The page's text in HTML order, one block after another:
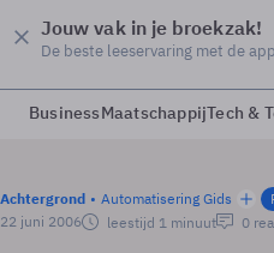
Jouw vak in je broekzak!
De beste leeservaring met de app
BusinessMaatschappijTech &
Achtergrond Automatisering Gids
22 juni 2006
leestijd 1 minuut 0